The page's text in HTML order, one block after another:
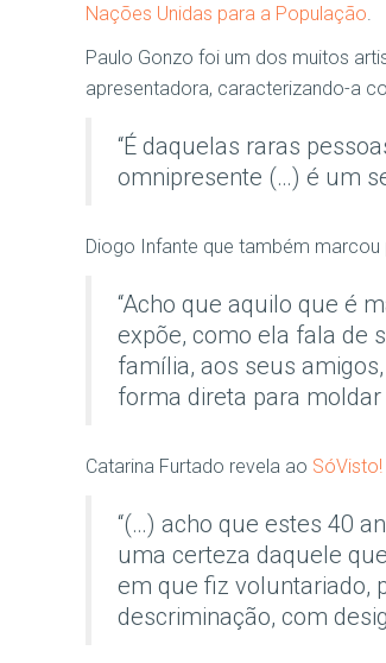
Nações Unidas para a População.
Paulo Gonzo foi um dos muitos
apresentadora, caracterizando-a
“É daquelas raras
omnipresente (…) é um
Diogo Infante que também
“Acho que aquilo que é
expõe, como ela fala de
família, aos seus
forma direta para
Catarina Furtado revela ao SóVisto!
“(…) acho que estes 40
uma certeza daquele
em que fiz voluntariado,
descriminação, com